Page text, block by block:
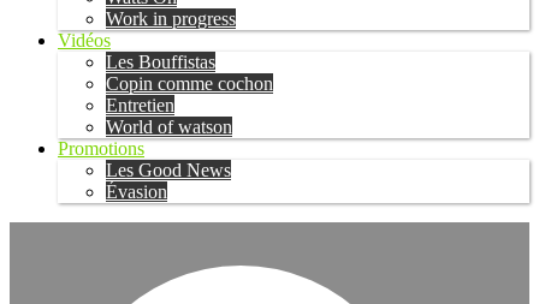
Work in progress
Vidéos
Les Bouffistas
Copin comme cochon
Entretien
World of watson
Promotions
Les Good News
Évasion